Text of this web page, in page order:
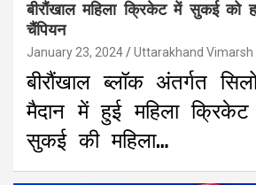
बीरौंखाल महिला क्रिकेट में सुकई को
चैंपियन
January 23, 2024 Uttarakhand Vimarsh
बीरौंखाल ब्लॉक अंतर्गत
मैदान में हुई महिला क्रिकेट
सुकई की महिला…